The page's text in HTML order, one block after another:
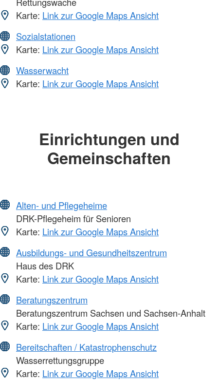
Karte: Link zur Google Maps Ansicht
Sozialstationen
Karte: Link zur Google Maps Ansicht
Wasserwacht
Karte: Link zur Google Maps Ansicht
Einrichtungen und
Gemeinschaften
Alten- und Pflegeheime
DRK-Pflegeheim für Senioren
Karte: Link zur Google Maps Ansicht
Ausbildungs- und Gesundheitszentrum
Haus des DRK
Karte: Link zur Google Maps Ansicht
Beratungszentrum
Beratungszentrum Sachsen und Sachsen-Anhalt
Karte: Link zur Google Maps Ansicht
Bereitschaften / Katastrophenschutz
Wasserrettungsgruppe
Karte: Link zur Google Maps Ansicht